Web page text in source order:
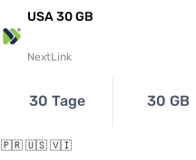
USA 30 GB
NextLink
30 Tage 30 GB
🇵🇷 🇺🇸 🇻🇮